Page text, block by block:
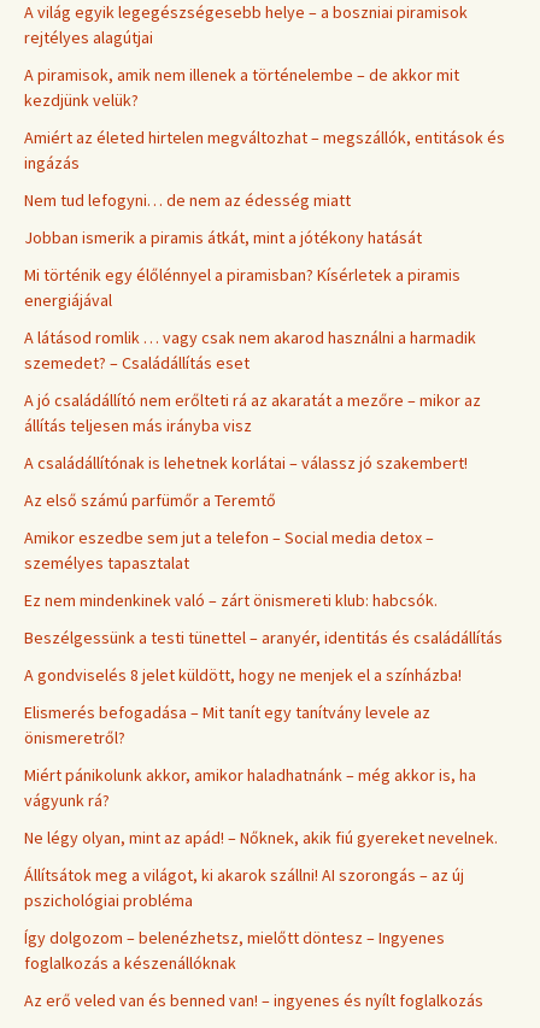
A világ egyik legegészségesebb helye – a boszniai piramisok
rejtélyes alagútjai
A piramisok, amik nem illenek a történelembe – de akkor mit
kezdjünk velük?
Amiért az életed hirtelen megváltozhat – megszállók, entitások és
ingázás
Nem tud lefogyni… de nem az édesség miatt
Jobban ismerik a piramis átkát, mint a jótékony hatását
Mi történik egy élőlénnyel a piramisban? Kísérletek a piramis
energiájával
A látásod romlik … vagy csak nem akarod használni a harmadik
szemedet? – Családállítás eset
A jó családállító nem erőlteti rá az akaratát a mezőre – mikor az
állítás teljesen más irányba visz
A családállítónak is lehetnek korlátai – válassz jó szakembert!
Az első számú parfümőr a Teremtő
Amikor eszedbe sem jut a telefon – Social media detox –
személyes tapasztalat
Ez nem mindenkinek való – zárt önismereti klub: habcsók.
Beszélgessünk a testi tünettel – aranyér, identitás és családállítás
A gondviselés 8 jelet küldött, hogy ne menjek el a színházba!
Elismerés befogadása – Mit tanít egy tanítvány levele az
önismeretről?
Miért pánikolunk akkor, amikor haladhatnánk – még akkor is, ha
vágyunk rá?
Ne légy olyan, mint az apád! – Nőknek, akik fiú gyereket nevelnek.
Állítsátok meg a világot, ki akarok szállni! AI szorongás – az új
pszichológiai probléma
Így dolgozom – belenézhetsz, mielőtt döntesz – Ingyenes
foglalkozás a készenállóknak
Az erő veled van és benned van! – ingyenes és nyílt foglalkozás